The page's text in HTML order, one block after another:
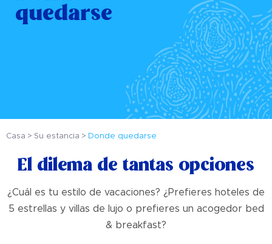
quedarse
Casa Su estancia Donde quedarse
El dilema de tantas opciones
¿Cuál es tu estilo de vacaciones? ¿Prefieres hoteles de
5 estrellas y villas de lujo o prefieres un acogedor bed
& breakfast?